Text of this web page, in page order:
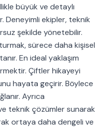
büyük ve detaylı
Deneyimli ekipler, teknik
şekilde yönetebilir.
sürece daha kişisel
En ideal yaklaşım
Çiftler hikayeyi
hayata geçirir. Böylece
Ayrıca
teknik çözümler sunarak
ortaya daha dengeli ve